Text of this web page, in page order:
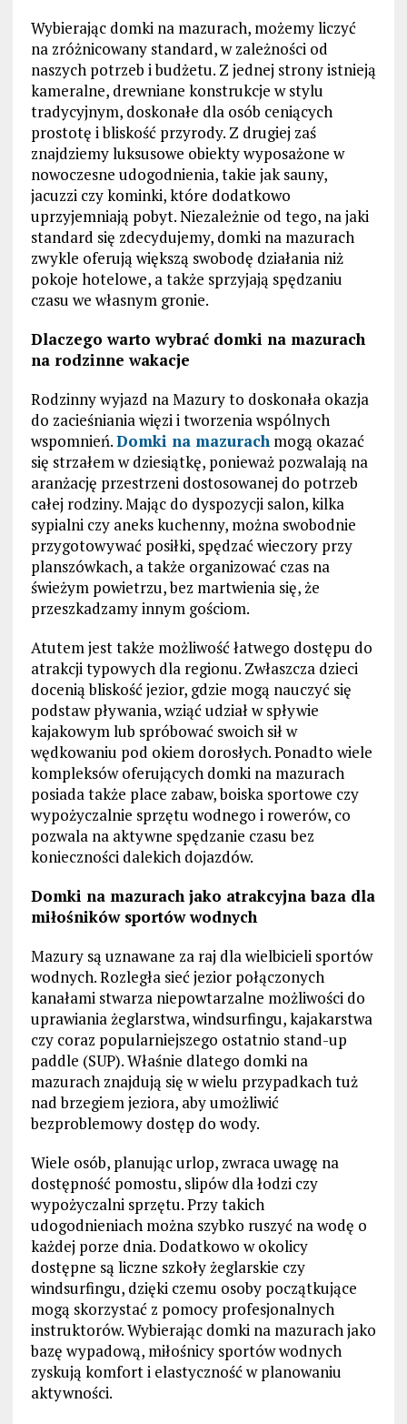
Wybierając domki na mazurach, możemy liczyć
na zróżnicowany standard, w zależności od
naszych potrzeb i budżetu. Z jednej strony istnieją
kameralne, drewniane konstrukcje w stylu
tradycyjnym, doskonałe dla osób ceniących
prostotę i bliskość przyrody. Z drugiej zaś
znajdziemy luksusowe obiekty wyposażone w
nowoczesne udogodnienia, takie jak sauny,
jacuzzi czy kominki, które dodatkowo
uprzyjemniają pobyt. Niezależnie od tego, na jaki
standard się zdecydujemy, domki na mazurach
zwykle oferują większą swobodę działania niż
pokoje hotelowe, a także sprzyjają spędzaniu
czasu we własnym gronie.
Dlaczego warto wybrać domki na mazurach
na rodzinne wakacje
Rodzinny wyjazd na Mazury to doskonała okazja
do zacieśniania więzi i tworzenia wspólnych
wspomnień.Domki na mazurachmogą okazać
się strzałem w dziesiątkę, ponieważ pozwalają na
aranżację przestrzeni dostosowanej do potrzeb
całej rodziny. Mając do dyspozycji salon, kilka
sypialni czy aneks kuchenny, można swobodnie
przygotowywać posiłki, spędzać wieczory przy
planszówkach, a także organizować czas na
świeżym powietrzu, bez martwienia się, że
przeszkadzamy innym gościom.
Atutem jest także możliwość łatwego dostępu do
atrakcji typowych dla regionu. Zwłaszcza dzieci
docenią bliskość jezior, gdzie mogą nauczyć się
podstaw pływania, wziąć udział w spływie
kajakowym lub spróbować swoich sił w
wędkowaniu pod okiem dorosłych. Ponadto wiele
kompleksów oferujących domki na mazurach
posiada także place zabaw, boiska sportowe czy
wypożyczalnie sprzętu wodnego i rowerów, co
pozwala na aktywne spędzanie czasu bez
konieczności dalekich dojazdów.
Domki na mazurach jako atrakcyjna baza dla
miłośników sportów wodnych
Mazury są uznawane za raj dla wielbicieli sportów
wodnych. Rozległa sieć jezior połączonych
kanałami stwarza niepowtarzalne możliwości do
uprawiania żeglarstwa, windsurfingu, kajakarstwa
czy coraz popularniejszego ostatnio stand-up
paddle (SUP). Właśnie dlatego domki na
mazurach znajdują się w wielu przypadkach tuż
nad brzegiem jeziora, aby umożliwić
bezproblemowy dostęp do wody.
Wiele osób, planując urlop, zwraca uwagę na
dostępność pomostu, slipów dla łodzi czy
wypożyczalni sprzętu. Przy takich
udogodnieniach można szybko ruszyć na wodę o
każdej porze dnia. Dodatkowo w okolicy
dostępne są liczne szkoły żeglarskie czy
windsurfingu, dzięki czemu osoby początkujące
mogą skorzystać z pomocy profesjonalnych
instruktorów. Wybierając domki na mazurach jako
bazę wypadową, miłośnicy sportów wodnych
zyskują komfort i elastyczność w planowaniu
aktywności.